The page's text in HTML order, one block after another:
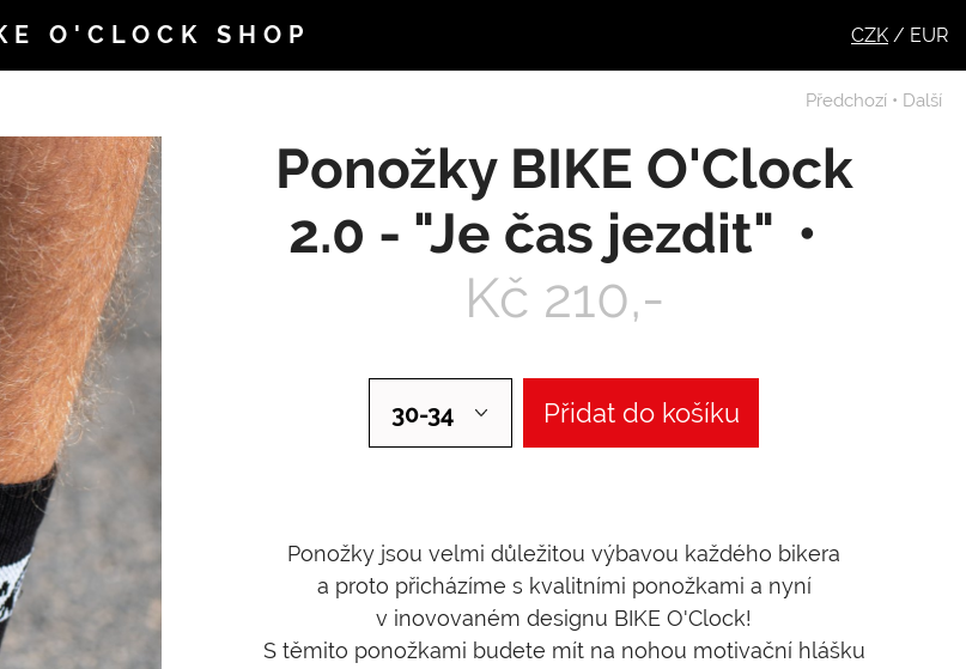
Ponožky BIKE O'Clock
2.0 - "Je čas jezdit"
Kč 210,-
30-34 Přidat do košíku
Ponožky jsou velmi důležitou výbavou každého bikera
a proto přicházíme s kvalitními ponožkami a nyní
v inovovaném designu BIKE O'Clock!
S těmito ponožkami budete mít na nohou motivační hlášku
Předchozí • Další
CZK / EUR
O'CLOCK SHOP